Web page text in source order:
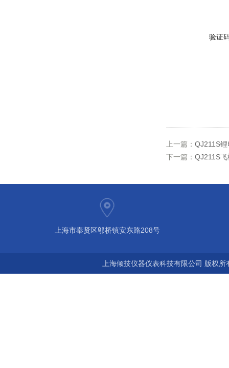
验证
上一篇： QJ211S
下一篇： QJ211S
上海市奉贤区邬桥镇安东路208号
上海倾技仪器仪表科技有限公司 版权